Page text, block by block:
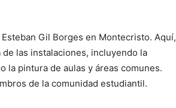
Gil Borges en Montecristo. Aquí,
las instalaciones, incluyendo la
la pintura de aulas y áreas comunes.
de la comunidad estudiantil.